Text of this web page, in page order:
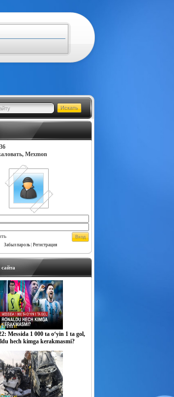
Mexmon
Забыл пароль| Регистрация
Messida 1 000 ta o‘yin 1 ta gol,
hech kimga kerakmasmi?